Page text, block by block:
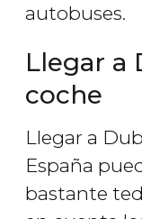
autobuses.
Llegar a
coche
Llegar a
España
bastante